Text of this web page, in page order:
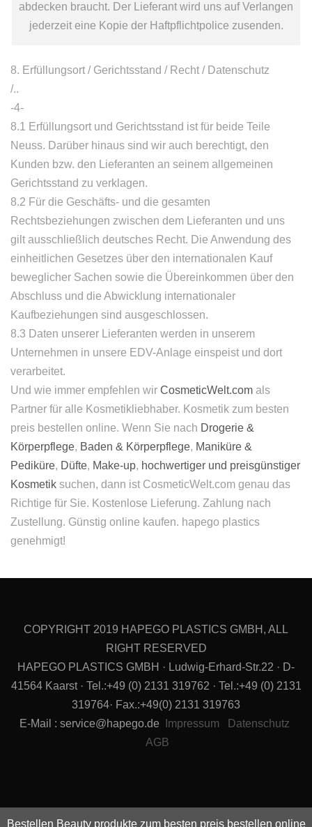
abdecken braucht. Der Lieferant wird uns auf Verlangen
jederzeit eine Kopie der Haftpflichtpolice zusenden.
8. Erfüllungsort / Gerichtsstand / Recht / Datenschutz
/..
-4-
8.1 Erfüllungsort und Gerichtsstand ist für beide Teile
Neuss. Darüber hinaus sind wir auch berechtigt, den
Kunden bzw. den Lieferanten an seinem allgemeinen
Gerichtsstand zu verklagen.
8.2 Für die Geschäfts- und die gesamten
Rechtsbeziehungen zwischen dem Lieferanten und uns
gilt ausschließlich deutsches Recht. Die Anwendung des
einheitlichen Gesetzes über den internationalen Kauf
beweglicher Sachen sowie die Übereinkommen über den
Abschluss und die Abwicklung internationaler
Kaufbeziehungen sind ausgeschlossen.
8.3 Daten unserer Lieferanten werden in unserem
Unternehmen in unsere EDV-Anlage einspeist und dort
verarbeitet.
Und wie immer empfehlen wir CosmeticWelt.com als
Partner für alle Kosmetikliebhaber. Kosmetik zum besten
preis bestellen online. Wenn Sie nach Drogerie &
Körperpflege, Baden & Körperpflege, Maniküre &
Pediküre, Düfte, Make-up, hochwertiger und preisgünstiger
Kosmetik suchen, dann ist CosmeticWelt.com genau das
Richtige für Sie. Kostenlose Lieferung. Zahlung nach
Zustellung. Günstig online kaufen. hapego plastics
genehmigt!
COPYRIGHT 2019 HAPEGO PLASTICS GMBH, ALL
RIGHT RESERVED
HAPEGO PLASTICS GMBH · Ludwig-Erhard-Str.22 · D-
41564 Kaarst · Tel.:+49 (0) 2131 319762 · Tel.:+49 (0) 2131
319764· Fax.:+49(0) 2131 319763
E-Mail : service@hapego.de
Impressum
Datenschutz
AGB
Bestellen Beauty produkte zum besten preis bestellen online